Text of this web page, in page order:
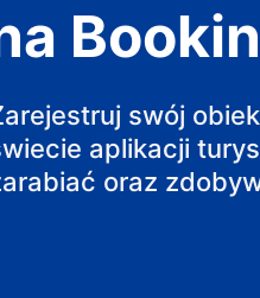
swój
aplikacji
oraz